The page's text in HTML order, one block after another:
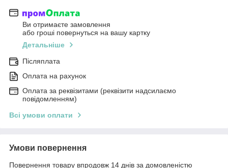
Ви отримаєте замовлення
або гроші повернуться на вашу картку
Детальніше
Післяплата
Оплата на рахунок
Оплата за реквізитами (реквізити надсилаємо
повідомленням)
Всі умови оплати
Умови повернення
Повернення товару впродовж 14 днів за домовленістю